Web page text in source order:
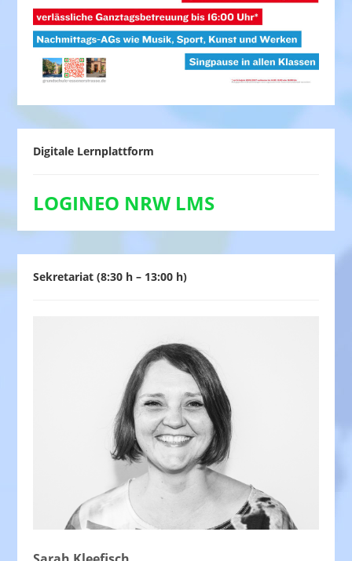
Digitale Lernplattform
LOGINEO NRW LMS
Sekretariat (8:30 h – 13:00 h)